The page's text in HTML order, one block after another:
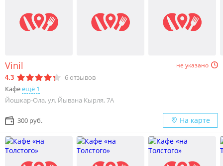
Vinil не указано
4.3 6отзывов
Кафеещё 1
Йошкар-Ола, ул. Йывана Кырля, 7А
300 руб. На карте